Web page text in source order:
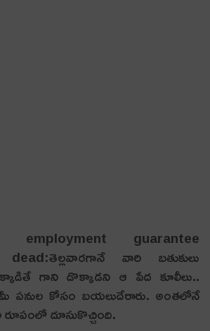
guarantee
dead:తెల్లవారగానే వారి బతుకులు
గాని డొక్కాడని ఆ పేద కూలీలు..
కోసం బయలుదేరారు. అంతలోనే
రూపంలో దూసుకొచ్చింది.